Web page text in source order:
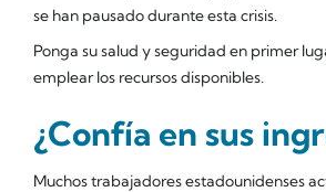
se han pausado durante esta crisis.
Ponga su salud y seguridad en primer
emplear los recursos disponibles.
¿Confía en sus
Muchos trabajadores estadounidenses